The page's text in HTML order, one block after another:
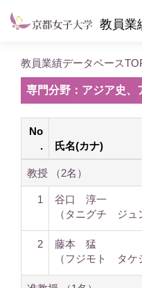
教員業
教員業績データベース
専門分野：アジア史、
No
.
氏名(カナ)
教授 （2名）
1
谷口 淳一
（タニグチ ジュ
2
藤本 猛
（フジモト タケ